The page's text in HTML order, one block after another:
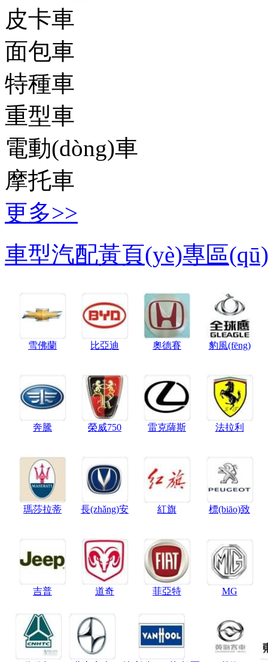
皮卡車
面包車
特種車
重型車
電動(dòng)車
摩托車
更多>>
車型汽配黃頁(yè)專區(qū)
雪佛蘭 比亞迪 奧德賽 豹風(fēng)
奔騰 榮威750 雷克薩斯 法拉利
瑪莎拉蒂 長(zhǎng)安 紅旗 標(biāo)致
吉普 道奇 菲亞特 MG